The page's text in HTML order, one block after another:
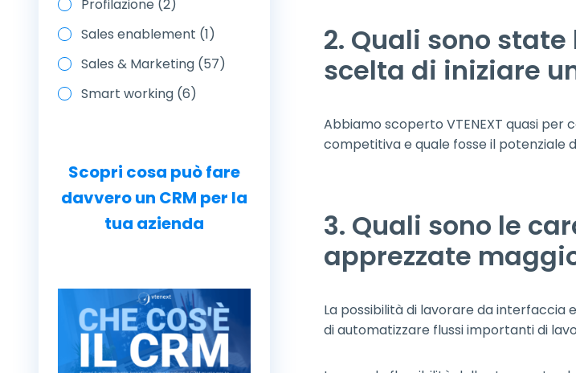
2. Quali sono
scelta di iniziare
Abbiamo scoperto VTENEXT quasi
competitiva e quale fosse il potenziale
3. Quali sono le
apprezzate
La possibilità di lavorare da interfaccia
di automatizzare flussi importanti di
Profilazione (2)
Sales enablement (1)
Sales & Marketing (57)
Smart working (6)
Scopri cosa può fare
davvero un CRM per la
tua azienda